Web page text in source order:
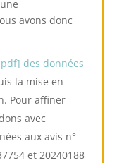
avons donc
des données
la mise en
Pour affiner
avec
aux avis n°
et 20240188